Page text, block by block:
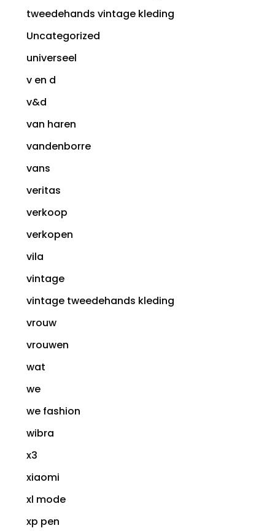
tweedehands vintage kleding
Uncategorized
universeel
v en d
v&d
van haren
vandenborre
vans
veritas
verkoop
verkopen
vila
vintage
vintage tweedehands kleding
vrouw
vrouwen
wat
we
we fashion
wibra
x3
xiaomi
xl mode
xp pen